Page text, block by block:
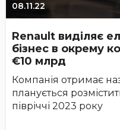
08.11.22
Renault виділяє
бізнес в окрему
€10 млрд
Компанія отримає
планується
півріччі 2023 року